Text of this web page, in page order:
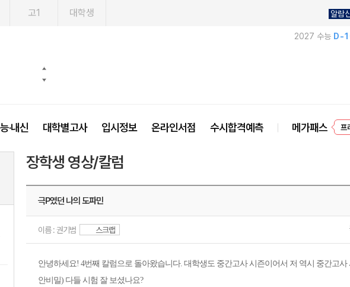
고1 대학생 알람
2027 수능 D-
·내신 대학별고사 입시정보 온라인서점 수시합격예측 메가패스
장학생 영상/칼럼
극P였던 나의 도파민
이름 : 권기범 스크랩
안녕하세요! 4번째 칼럼으로 돌아왔습니다. 대학생도 중간고사 시즌이어서 저 역시 중간고
안비밀) 다들 시험 잘 보셨나요?